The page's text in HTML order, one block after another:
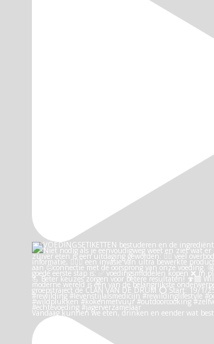
Vandaag kunnen we eten, drinken en eender wat best